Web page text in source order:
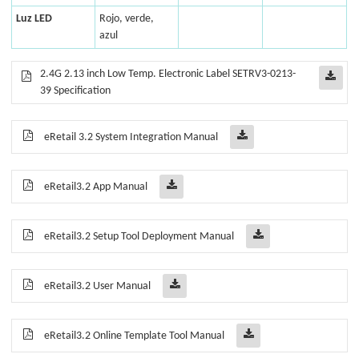
Luz LED
Rojo, verde,
azul
2.4G 2.13 inch Low Temp. Electronic Label SETRV3-0213-
39 Specification
eRetail 3.2 System Integration Manual
eRetail3.2 App Manual
eRetail3.2 Setup Tool Deployment Manual
eRetail3.2 User Manual
eRetail3.2 Online Template Tool Manual